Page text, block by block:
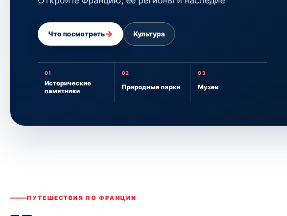
Что посмотреть→ Культура
01
Исторические
памятники
02
Природные парки
03
Музеи
ПУТЕШЕСТВИЯ ПО ФРАНЦИИ